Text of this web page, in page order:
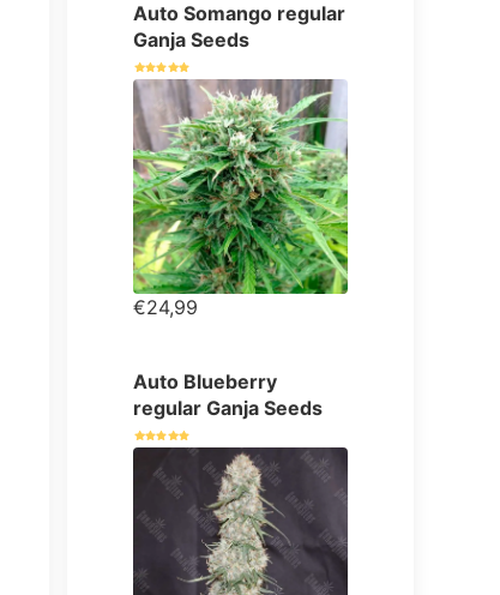
Auto Somango regular
Ganja Seeds
€24,99
Auto Blueberry
regular Ganja Seeds